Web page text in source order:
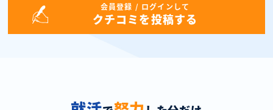
会員登録 / ログインして
クチコミを投稿する